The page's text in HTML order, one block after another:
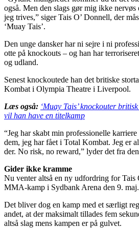
også. Men den slags gør mig ikke
jeg trives,” siger Tais O’ Donnell, der
‘Muay Tais’.
Den unge dansker har ni sejre i ni
otte på knockouts – og han har
og udland.
Senest knockoutede han det britiske
Kombat i Olympia Theatre i Liverpool.
Læs også: ‘Muay Tais’ knockouter
vil han have en titelkamp
“Jeg har skabt min professionelle
dem, jeg har fået i Total Kombat. Jeg er
der. No risk, no reward,” lyder det fra
Gider ikke kramme
Nu venter altså en ny udfordring for Tais
MMA-kamp i Sydbank Arena den 9. maj.
Det bliver dog en kamp med et særligt
andet, at der maksimalt tillades fem
altså slag mens kampen er på gulvet.